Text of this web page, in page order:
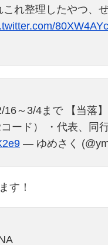
れ整理したやつ、
～3/4まで 【当落
ード） ・代表、同
— ゆめさく
す！